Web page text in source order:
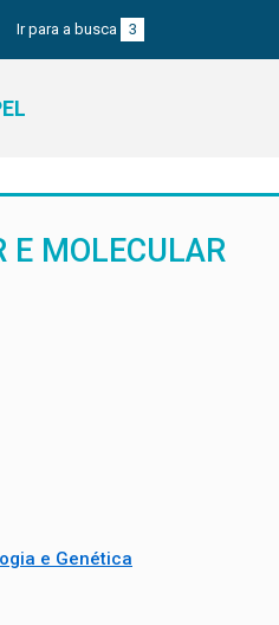
Ir para a busca 3
E MOLECULAR
e Genética